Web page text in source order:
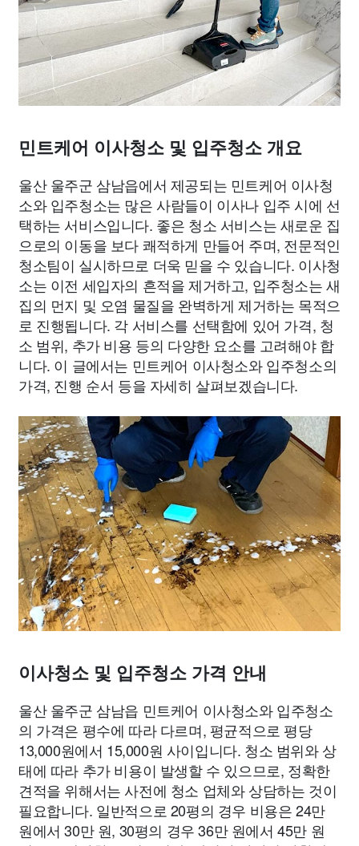
민트케어 이사청소 및 입주청소 개요
울산 울주군 삼남읍에서 제공되는 민트케어 이사청
소와 입주청소는 많은 사람들이 이사나 입주 시에 선
택하는 서비스입니다. 좋은 청소 서비스는 새로운 집
으로의 이동을 보다 쾌적하게 만들어 주며, 전문적인
청소팀이 실시하므로 더욱 믿을 수 있습니다. 이사청
소는 이전 세입자의 흔적을 제거하고, 입주청소는 새
집의 먼지 및 오염 물질을 완벽하게 제거하는 목적으
로 진행됩니다. 각 서비스를 선택함에 있어 가격, 청
소 범위, 추가 비용 등의 다양한 요소를 고려해야 합
니다. 이 글에서는 민트케어 이사청소와 입주청소의
가격, 진행 순서 등을 자세히 살펴보겠습니다.
이사청소 및 입주청소 가격 안내
울산 울주군 삼남읍 민트케어 이사청소와 입주청소
의 가격은 평수에 따라 다르며, 평균적으로 평당
13,000원에서 15,000원 사이입니다. 청소 범위와 상
태에 따라 추가 비용이 발생할 수 있으므로, 정확한
견적을 위해서는 사전에 청소 업체와 상담하는 것이
필요합니다. 일반적으로 20평의 경우 비용은 24만
원에서 30만 원, 30평의 경우 36만 원에서 45만 원